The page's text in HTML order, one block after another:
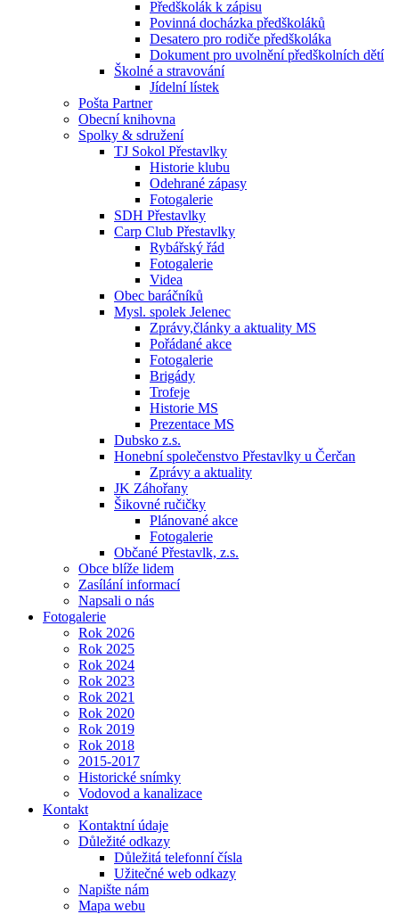
Předškolák k zápisu
Povinná docházka předškoláků
Desatero pro rodiče předškoláka
Dokument pro uvolnění předškolních dětí
Školné a stravování
Jídelní lístek
Pošta Partner
Obecní knihovna
Spolky & sdružení
TJ Sokol Přestavlky
Historie klubu
Odehrané zápasy
Fotogalerie
SDH Přestavlky
Carp Club Přestavlky
Rybářský řád
Fotogalerie
Videa
Obec baráčníků
Mysl. spolek Jelenec
Zprávy,články a aktuality MS
Pořádané akce
Fotogalerie
Brigády
Trofeje
Historie MS
Prezentace MS
Dubsko z.s.
Honební společenstvo Přestavlky u Čerčan
Zprávy a aktuality
JK Záhořany
Šikovné ručičky
Plánované akce
Fotogalerie
Občané Přestavlk, z.s.
Obce blíže lidem
Zasílání informací
Napsali o nás
Fotogalerie
Rok 2026
Rok 2025
Rok 2024
Rok 2023
Rok 2021
Rok 2020
Rok 2019
Rok 2018
2015-2017
Historické snímky
Vodovod a kanalizace
Kontakt
Kontaktní údaje
Důležité odkazy
Důležitá telefonní čísla
Užitečné web odkazy
Napište nám
Mapa webu